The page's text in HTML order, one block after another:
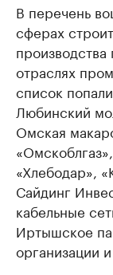
В перечень
сферах
отраслях
список
Любинский
Омская
«Хлебодар»,
Сайдинг
кабельные
Иртышское
организации